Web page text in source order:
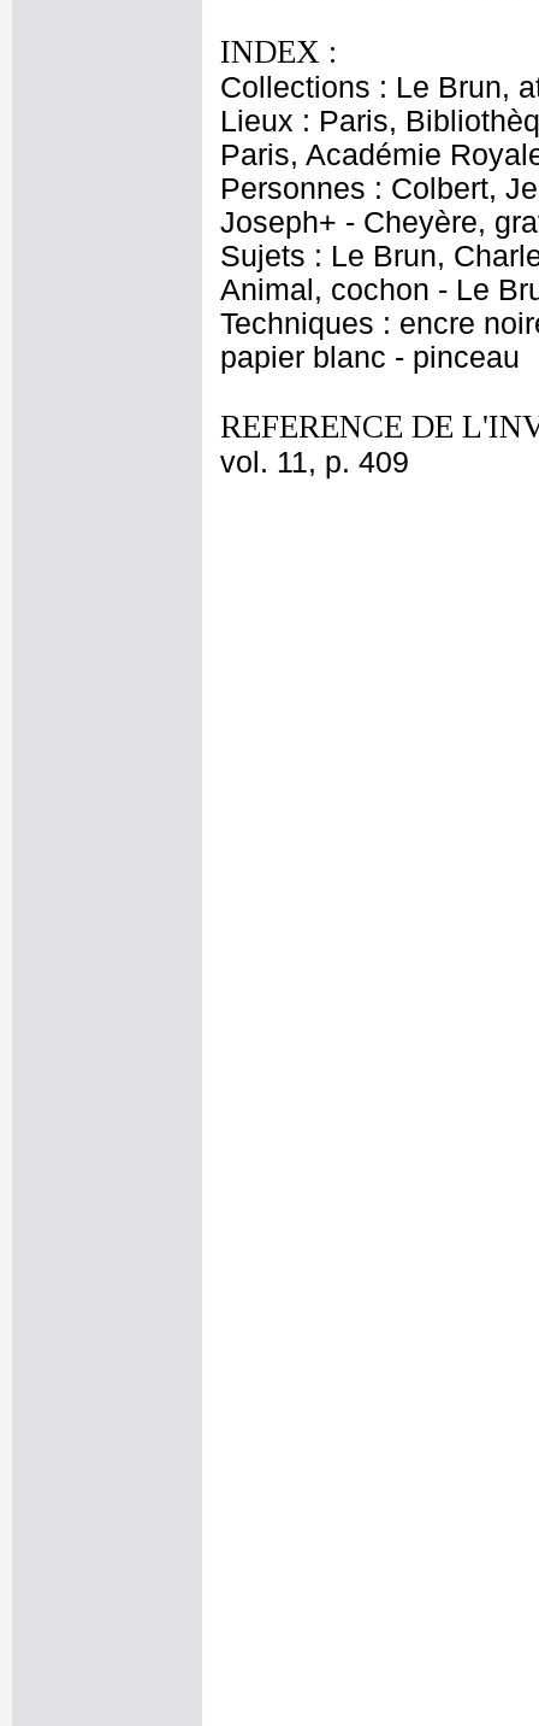
INDEX :
Collections : Le Brun,
Lieux : Paris,
Paris, Académie
Personnes : Colbert,
Joseph+ - Cheyère,
Sujets : Le Brun,
Animal, cochon - Le
Techniques : encre
papier blanc - pinceau
REFERENCE DE
vol. 11, p. 409